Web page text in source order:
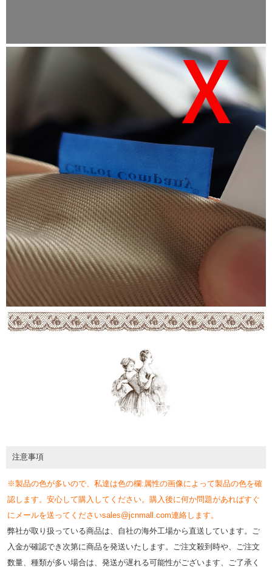
注意事項
※製品の色が多いので、私達は色の欄:属性の画像によって製品の色を確
認します。安心して購入してください。購入後に何か問題があればすぐ
にメールを送ってくださいsales@jcnmall.com連絡します。
弊社が取り扱っている商品は、自社の海外工場から直送しています。ご
入金が確認でき次第に商品を発送いたします。ご注文殺到時や、ご注文
数量、種類が多い場合は、発送が遅れる可能性がございます、ご了承く